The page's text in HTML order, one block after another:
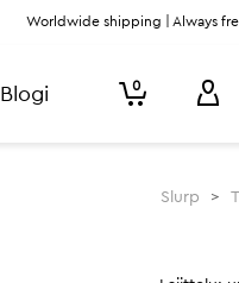
Worldwide shipping | Always
Blogi 0
Slurp >